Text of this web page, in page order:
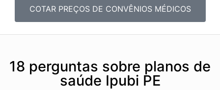
COTAR PREÇOS DE CONVÊNIOS MÉDICOS
18 perguntas sobre planos de
saúde Ipubi PE